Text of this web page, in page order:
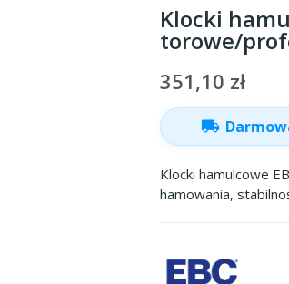
Klocki
torowe/
351,10 zł
local_shipping
Klocki hamulcowe
hamowania,